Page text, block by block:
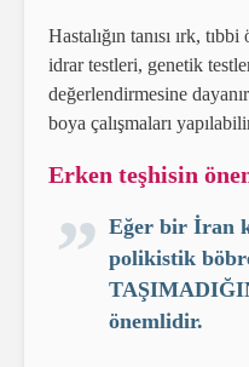
Hastalığın tanısı ırk,
idrar testleri, genetik
değerlendirmesine
boya çalışmaları
Erken teşhisin
Eğer bir İran
polikistik
önemlidir.